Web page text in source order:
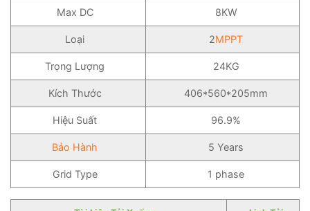
Max DC 8KW
Loại 2MPPT
Trọng Lượng 24KG
Kích Thước 406*560*205mm
Hiệu Suất 96.9%
Bảo Hành 5 Years
Grid Type 1 phase